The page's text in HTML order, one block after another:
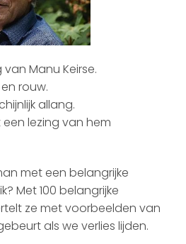
Manu Keirse.
rouw.
allang.
lezing van hem
met een belangrijke
Met 100 belangrijke
ze met voorbeelden van
als we verlies lijden.